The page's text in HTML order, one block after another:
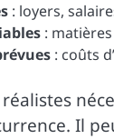
: loyers,
:
: coûts
Il